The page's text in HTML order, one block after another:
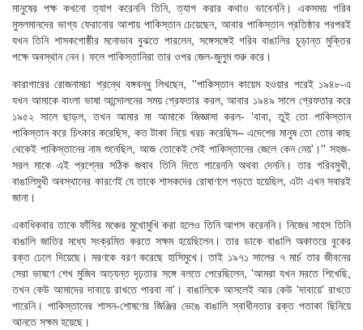
মানুষের পক্ষ কখনো ত্যাগ করেননি তিনি, ত্যাগ করার কথাও ভাবেননি। একসময় গরিব
মুসলমানদের ভাগ্য ফেরানোর আশায় পাকিস্তান চেয়েছেন, আবার পাকিস্তান প্রতিষ্ঠার পরপরই
যখন তিনি শাসকগোষ্ঠীর মনোভাব বুঝতে পারলেন, সঙ্গেসঙ্গেই গরিব বাঙালির চূড়ান্ত মুক্তির
পক্ষে অবস্থান নেন। ফলে পাকিস্তানিরা তার ওপর জেল-জুলুম শুরু করে।
কারাগারের রোজনামচা গ্রন্থে বঙ্গবন্ধু লিখছেন, ''পাকিস্তান কায়েম হওয়ার পরেই ১৯৪৮-এ
যখন আমাকে বাংলা ভাষা আন্দোলনের সময় গ্রেফতার করল, আবার ১৯৪৯ সালে গ্রেফতার করে
১৯৫২ সালে ছাড়ল, তখন আমার মা আমাকে জিজ্ঞাসা করল- 'বাবা, তুই তো পাকিস্তান
পাকিস্তান করে চিৎকার করেছিস, কত টাকা নিয়ে খরচ করেছিস– এদেশের মানুষ তো তোর কাছ
থেকেই পাকিস্তানের নাম শুনেছিল, আজ তোকেই সেই পাকিস্তানের জেলে কেন নেয়'।'' সহজ-
সরল মাকে এই প্রশ্নের সঠিক জবাব তিনি দিতে পারেননি অথবা দেননি। তার গরিবমুখী,
বাঙালিমুখী অবস্থানের কারণেই যে তাকে শাসকদের রোষাণলে পড়তে হয়েছিল, এটা এখন সবারই
জানা।
একাধিকবার তাকে ফাঁসির মঞ্চের মুখোমুখি করা হলেও তিনি আপস করেননি। নিজের সাহস তিনি
বাঙালি জাতির মধ্যে সংক্রমিত করতে সক্ষম হয়েছিলেন। তার ডাকে বাঙালি অকাতরে বুকের
রক্ত ঢেলে দিয়েছে। মরণকে বরণ করেছে হাসিমুখে। তাই ১৯৭১ সালের ৭ মার্চ তার জীবনের
সেরা ভাষণে শেখ মুজিব অত্যন্ত দৃঢ়তার সঙ্গে বলতে পেরেছিলেন, 'আমরা যখন মরতে শিখেছি,
তখন কেউ আমাদের দাবায়ে রাখতে পারবা না'। বাঙালিকে আসলেই আর কেউ 'দাবায়ে' রাখতে
পারেনি। পাকিস্তানের শাসন-শোষণের জিঞ্জির ভেঙে বাঙালি স্বাধীনতার রক্ত পতাকা ছিনিয়ে
আনতে সক্ষম হয়েছে।